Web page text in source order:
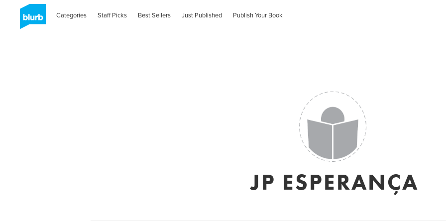
Categories Staff Picks Best Sellers Just Published Publish Your Book
JP ESPERANÇA